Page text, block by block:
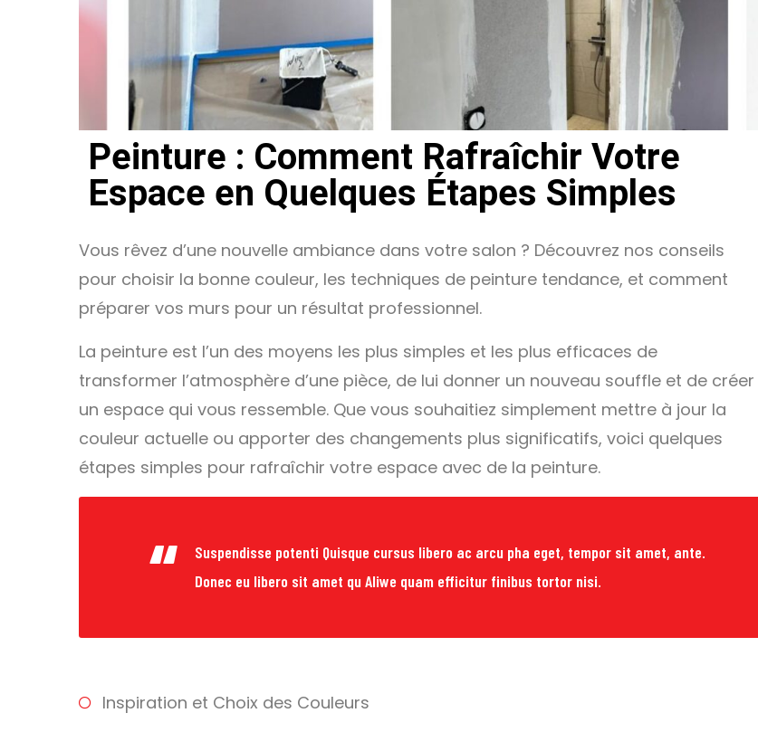
Peinture : Comment Rafraîchir Votre
Espace en Quelques Étapes Simples
Vous rêvez d’une nouvelle ambiance dans votre salon ? Découvrez nos conseils
pour choisir la bonne couleur, les techniques de peinture tendance, et comment
préparer vos murs pour un résultat professionnel.
La peinture est l’un des moyens les plus simples et les plus efficaces de
transformer l’atmosphère d’une pièce, de lui donner un nouveau souffle et de créer
un espace qui vous ressemble. Que vous souhaitiez simplement mettre à jour la
couleur actuelle ou apporter des changements plus significatifs, voici quelques
étapes simples pour rafraîchir votre espace avec de la peinture.
Suspendisse potenti Quisque cursus libero ac arcu pha eget, tempor sit amet, ante.
Donec eu libero sit amet qu Aliwe quam efficitur finibus tortor nisi.
Inspiration et Choix des Couleurs